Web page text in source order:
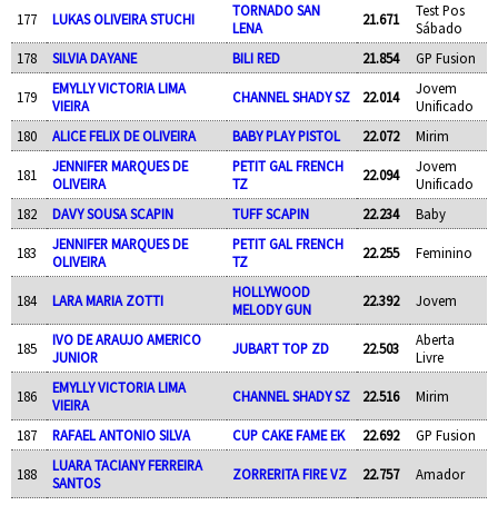
177 LUKAS OLIVEIRA STUCHI
TORNADO SAN
LENA
21.671
Test Pos
Sábado
178
SILVIA DAYANE BILI RED 21.854 GP Fusion
179
EMYLLY VICTORIA LIMA
VIEIRA
CHANNEL SHADY SZ 22.014
Jovem
Unificado
180
ALICE FELIX DE OLIVEIRA BABY PLAY PISTOL 22.072 Mirim
181
JENNIFER MARQUES DE
OLIVEIRA
PETIT GAL FRENCH
TZ
22.094
Jovem
Unificado
182
DAVY SOUSA SCAPIN TUFF SCAPIN 22.234 Baby
183
JENNIFER MARQUES DE
OLIVEIRA
PETIT GAL FRENCH
TZ
22.255 Feminino
184 LARA MARIA ZOTTI
HOLLYWOOD
MELODY GUN
22.392 Jovem
185
IVO DE ARAUJO AMERICO
JUNIOR
JUBART TOP ZD 22.503
Aberta
Livre
186
EMYLLY VICTORIA LIMA
VIEIRA
CHANNEL SHADY SZ 22.516 Mirim
187 RAFAEL ANTONIO SILVA CUP CAKE FAME EK 22.692 GP Fusion
188
LUARA TACIANY FERREIRA
SANTOS
ZORRERITA FIRE VZ 22.757 Amador